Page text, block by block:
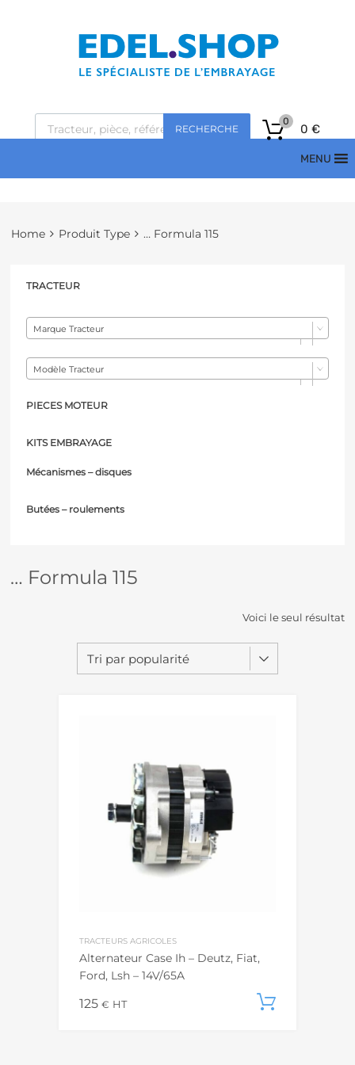
RECHERCHE 0 €
0
MENU
Home Produit Type … Formula 115
… Formula 115
Voici le seul résultat
TRACTEURS AGRICOLES
Alternateur Case Ih – Deutz, Fiat,
Ford, Lsh – 14V/65A
125 € HT
TRACTEUR
Marque Tracteur
Modèle Tracteur
PIECES MOTEUR
KITS EMBRAYAGE
Mécanismes – disques
Butées – roulements